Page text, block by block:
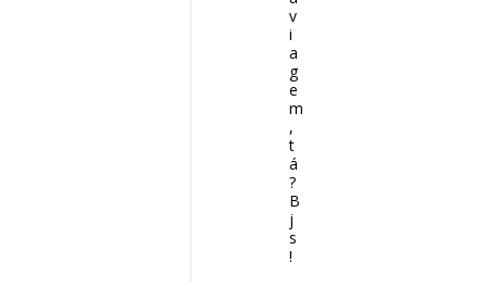
v
i
a
g
e
m
,
t
á
?
B
j
s
!